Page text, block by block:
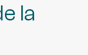
la